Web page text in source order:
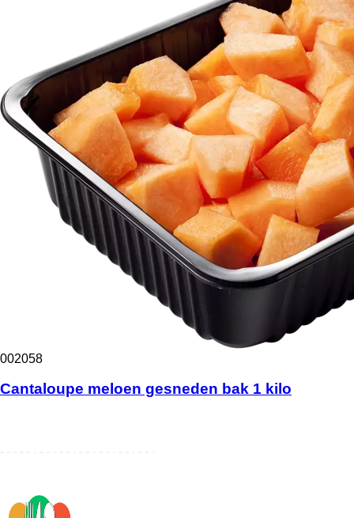
002058
Cantaloupe meloen gesneden bak 1 kilo